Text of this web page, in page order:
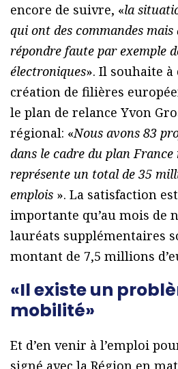
encore de suivre, «la
qui ont des commandes
répondre faute par exemple
électroniques». Il souhaite à
création de filières
le plan de relance Yvon
régional: «Nous avons 83
dans le cadre du plan France
représente un total de 35
emplois ». La satisfaction
importante qu’au mois de
lauréats supplémentaires
montant de 7,5 millions
«Il existe un
mobilité»
Et d’en venir à l’emploi
signé avec la Région en